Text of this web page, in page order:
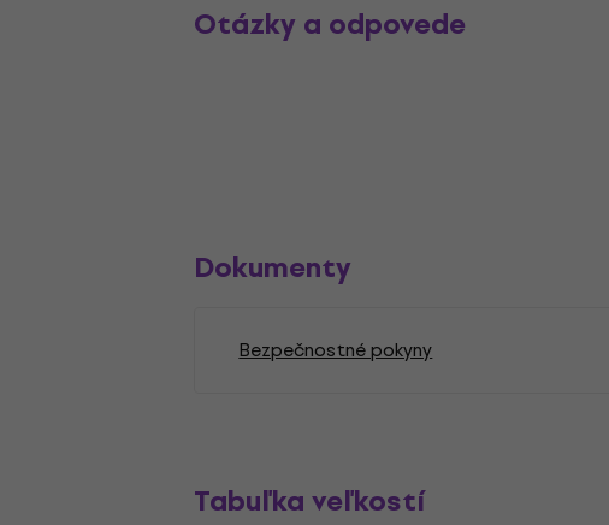
Otázky a odpovede
Dokumenty
Bezpečnostné pokyny
Tabuľka veľkostí